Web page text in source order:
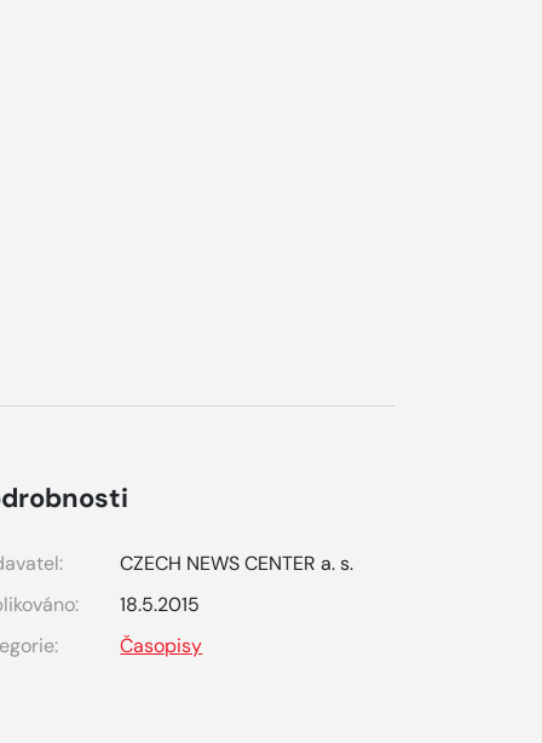
CZECH NEWS CENTER a. s.
18.5.2015
Časopisy